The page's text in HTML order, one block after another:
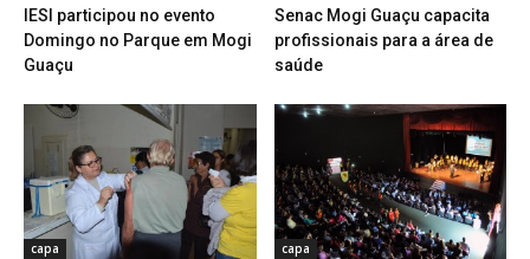
IESI participou no evento
Domingo no Parque em Mogi
Guaçu
Senac Mogi Guaçu capacita
profissionais para a área de
saúde
capa capa